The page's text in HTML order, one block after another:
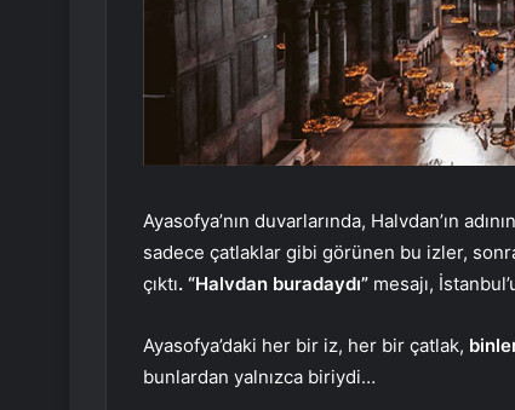
Ayasofya’nın duvarlarında, Halvdan’ın
sadece çatlaklar gibi görünen bu izler,
çıktı. “Halvdan buradaydı” mesajı,
Ayasofya’daki her bir iz, her bir çatlak,
bunlardan yalnızca biriydi…